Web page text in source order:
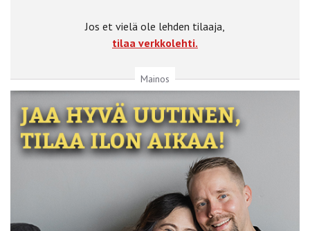
Jos et vielä ole lehden tilaaja,
tilaa verkkolehti.
Mainos